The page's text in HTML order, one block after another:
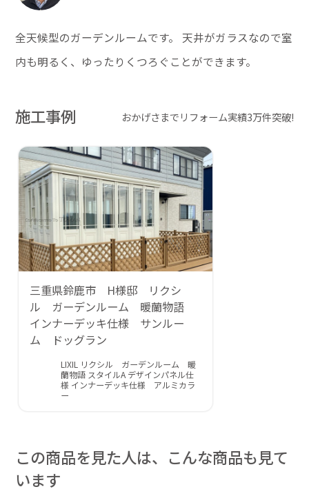
全天候型のガーデンルームです。 天井がガラスなので室
内も明るく、ゆったりくつろぐことができます。
施工事例 おかげさまでリフォーム実績3万件突破!
三重県鈴鹿市 H様邸 リクシ
ル ガーデンルーム 暖蘭物語
インナーデッキ仕様 サンルー
ム ドッグラン
LIXIL リクシル ガーデンルーム 暖
蘭物語 スタイルA デザインパネル仕
様 インナーデッキ仕様 アルミカラ
ー
この商品を見た人は、こんな商品も見て
います